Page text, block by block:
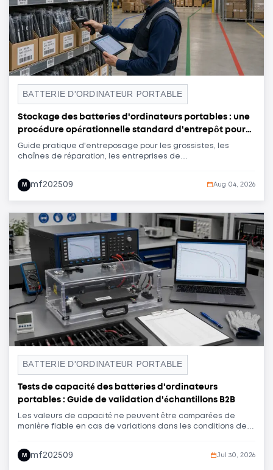
BATTERIE D'ORDINATEUR PORTABLE
Stockage des batteries d'ordinateurs portables : une
procédure opérationnelle standard d'entrepôt pour
les stocks B2B
Guide pratique d'entreposage pour les grossistes, les
chaînes de réparation, les entreprises de
batteries pour ordinateurs portables. Découvrez comment
organiser la réception, la rotation des stocks, les contrôles
unique pour chaque modèle de batterie.
M mf202509 Aug 04, 2026
BATTERIE D'ORDINATEUR PORTABLE
Tests de capacité des batteries d'ordinateurs
portables : Guide de validation d'échantillons B2B
Les valeurs de capacité ne peuvent être comparées de
manière fiable en cas de variations dans les conditions de
de coupure, la température, l'équipement ou l'historique des
échantillons. Ce guide aide les acheteurs de batteries pour
M mf202509 Jul 30, 2026